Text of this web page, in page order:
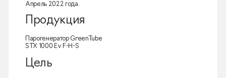
Апрель 2022 года.
Продукция
Парогенератор GreenTube
STX 1000 Ev F-H-S
Цель